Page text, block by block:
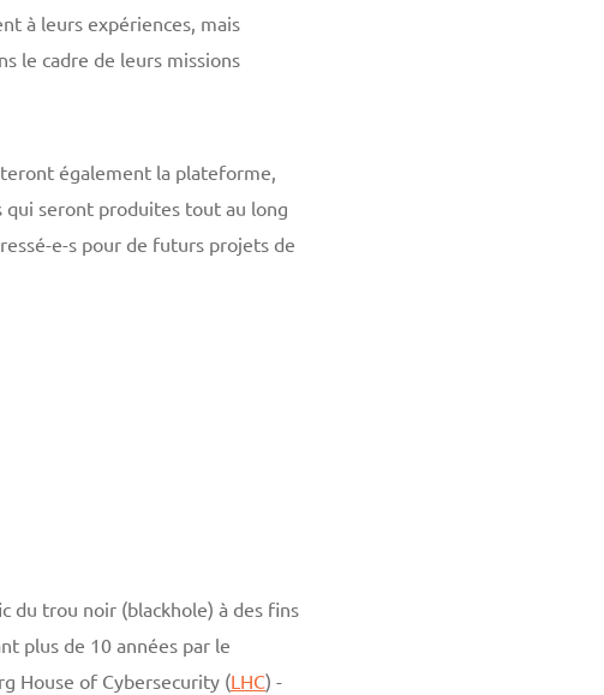
à leurs expériences, mais
le cadre de leurs missions
également la plateforme,
qui seront produites tout au long
e-s pour de futurs projets de
du trou noir (blackhole) à des fins
plus de 10 années par le
House of Cybersecurity (LHC) -